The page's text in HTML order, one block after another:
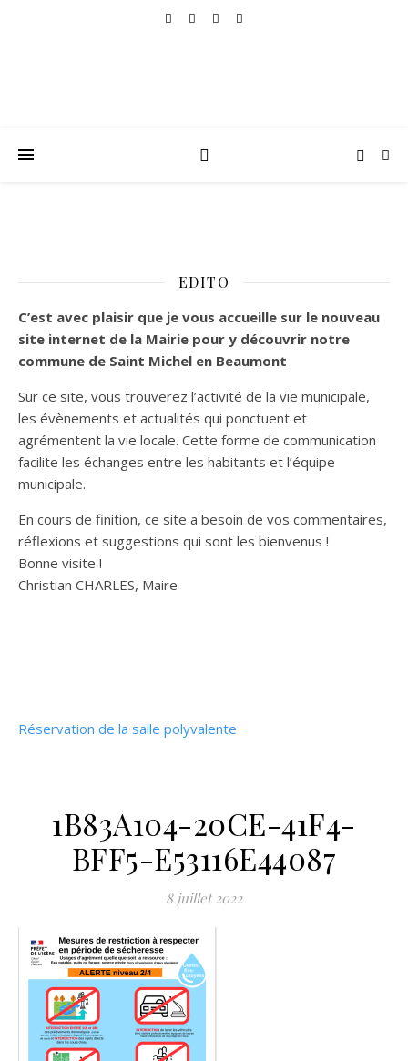
EDITO
C’est avec plaisir que je vous accueille sur le nouveau
site internet de la Mairie pour y découvrir notre
commune de Saint Michel en Beaumont
Sur ce site, vous trouverez l’activité de la vie municipale,
les évènements et actualités qui ponctuent et
agrémentent la vie locale. Cette forme de communication
facilite les échanges entre les habitants et l’équipe
municipale.
En cours de finition, ce site a besoin de vos commentaires,
réflexions et suggestions qui sont les bienvenus !
Bonne visite !
Christian CHARLES, Maire
Réservation de la salle polyvalente
1B83A104-20CE-41F4-
BFF5-E53116E44087
8 juillet 2022